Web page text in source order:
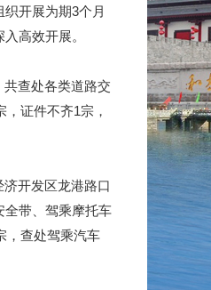
开展为期3个月
高效开展。
查处各类道路交
证件不齐1宗，
开发区龙港路口
全带、驾乘摩托车
，查处驾乘汽车